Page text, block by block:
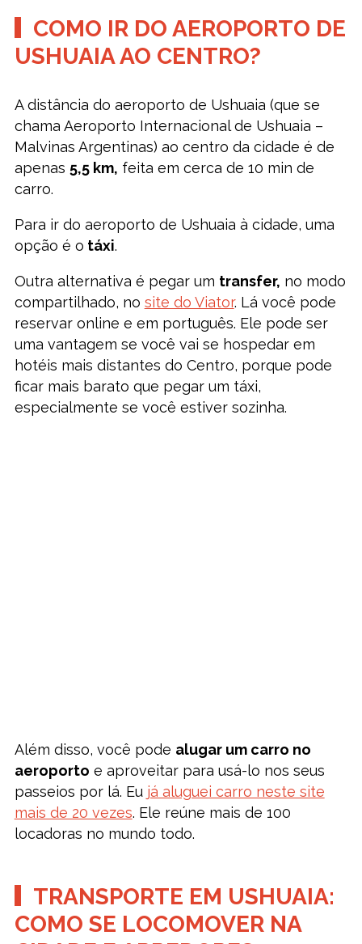
COMO IR DO AEROPORTO DE
USHUAIA AO CENTRO?
A distância do aeroporto de Ushuaia (que se
chama Aeroporto Internacional de Ushuaia –
Malvinas Argentinas) ao centro da cidade é de
apenas 5,5 km, feita em cerca de 10 min de
carro.
Para ir do aeroporto de Ushuaia à cidade, uma
opção é o táxi.
Outra alternativa é pegar um transfer, no modo
compartilhado, no site do Viator. Lá você pode
reservar online e em português. Ele pode ser
uma vantagem se você vai se hospedar em
hotéis mais distantes do Centro, porque pode
ficar mais barato que pegar um táxi,
especialmente se você estiver sozinha.
Além disso, você pode alugar um carro no
aeroporto e aproveitar para usá-lo nos seus
passeios por lá. Eu já aluguei carro neste site
mais de 20 vezes. Ele reúne mais de 100
locadoras no mundo todo.
TRANSPORTE EM USHUAIA:
COMO SE LOCOMOVER NA